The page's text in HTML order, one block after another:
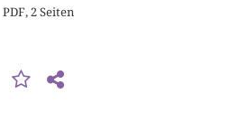
PDF, 2 Seiten